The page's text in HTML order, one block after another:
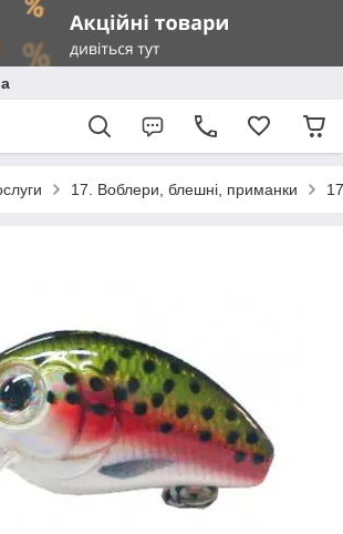
17. Воблери, блешні, приманки